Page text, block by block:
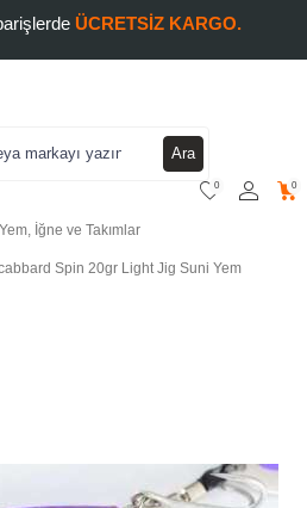
ÜCRETSİZ KARGO.
Ara
0 0
İğne ve Takımlar
Spin 20gr Light Jig Suni Yem